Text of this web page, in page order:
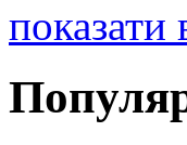
показати